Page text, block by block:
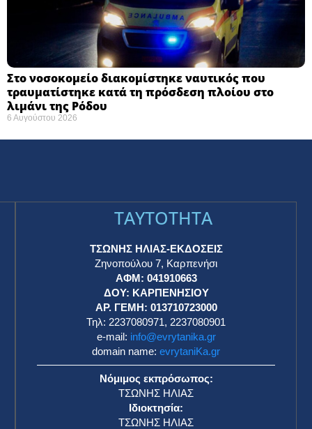
Στο νοσοκομείο διακομίστηκε ναυτικός που
τραυματίστηκε κατά τη πρόσδεση πλοίου στο
λιμάνι της Ρόδου
6 Αυγούστου 2026
TAYTOTHTA
ΤΣΩΝΗΣ ΗΛΙΑΣ-ΕΚΔΟΣΕΙΣ
Ζηνοπούλου 7, Καρπενήσι
ΑΦΜ: 041910663
ΔΟΥ: ΚΑΡΠΕΝΗΣΙΟΥ
ΑΡ. ΓΕΜΗ: 013710723000
Τηλ: 2237080971, 2237080901
e-mail: info@evrytanika.gr
domain name: evrytaniKa.gr
Νόμιμος εκπρόσωπος:
ΤΣΩΝΗΣ ΗΛΙΑΣ
Ιδιοκτησία:
ΤΣΩΝΗΣ ΗΛΙΑΣ